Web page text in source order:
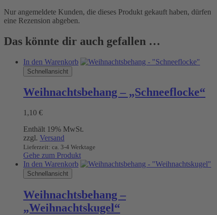
Nur angemeldete Kunden, die dieses Produkt gekauft haben, dürfen
eine Rezension abgeben.
Das könnte dir auch gefallen …
In den Warenkorb
Schnellansicht
Weihnachtsbehang – „Schneeflocke“
1,10 €
Enthält 19% MwSt.
zzgl. Versand
Lieferzeit: ca. 3-4 Werktage
Gehe zum Produkt
In den Warenkorb
Schnellansicht
Weihnachtsbehang –
„Weihnachtskugel“